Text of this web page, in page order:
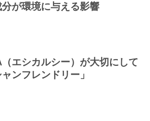
が環境に与える影響
エシカルシー）が大切にして
ンフレンドリー」